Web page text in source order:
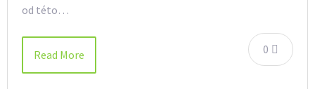
od této…
0
Read More